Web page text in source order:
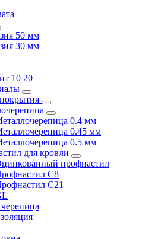
50 мм
30 мм
10 20
0.4 мм
0.45 мм
0.5 мм
для кровли
профнастил
С8
С21